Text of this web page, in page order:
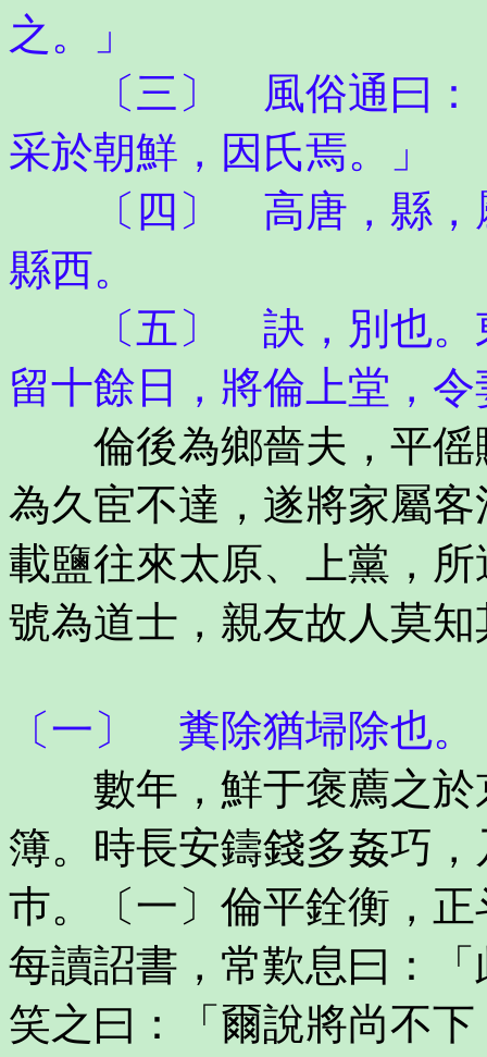
之。」
〔三〕 風俗通曰：「
采於朝鮮，因氏焉。」
〔四〕 高唐，縣，屬
縣西。
〔五〕 訣，別也。東
留十餘日，將倫上堂，
倫後為鄉嗇夫，平傜
為久宦不達，遂將家屬
載鹽往來太原、上黨，
號為道士，親友故人莫知
〔一〕 糞除猶埽除也。
數年，鮮于褒薦之於
簿。時長安鑄錢多姦巧
巿。〔一〕倫平銓衡，
每讀詔書，常歎息曰：
笑之曰：「爾說將尚不